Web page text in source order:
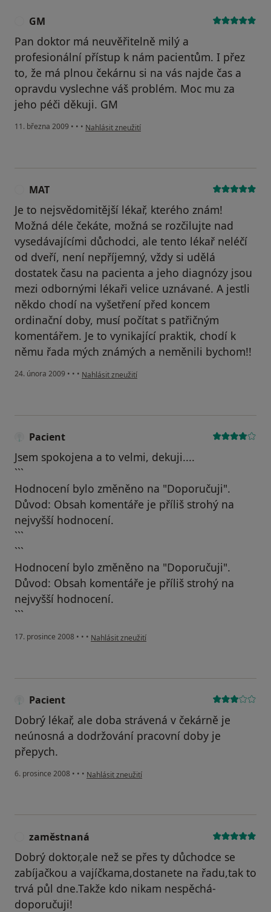
GM
Pan doktor má neuvěřitelně milý a
profesionální přístup k nám pacientům. I přez
to, že má plnou čekárnu si na vás najde čas a
opravdu vyslechne váš problém. Moc mu za
jeho péči děkuji. GM
11. března 2009 • • • podle názoru uživatele GM
Nahlásit zneužití
MAT
Je to nejsvědomitější lékař, kterého znám!
Možná déle čekáte, možná se rozčilujte nad
vysedávajícími důchodci, ale tento lékař neléčí
od dveří, není nepříjemný, vždy si udělá
dostatek času na pacienta a jeho diagnózy jsou
mezi odbornými lékaři velice uznávané. A jestli
někdo chodí na vyšetření před koncem
ordinační doby, musí počítat s patřičným
komentářem. Je to vynikající praktik, chodí k
němu řada mých známých a neměnili bychom!!
24. února 2009 • • • podle názoru uživatele MAT
Nahlásit zneužití
Pacient
Jsem spokojena a to velmi, dekuji....
```
Hodnocení bylo změněno na "Doporučuji".
Důvod: Obsah komentáře je příliš strohý na
nejvyšší hodnocení.
```
```
Hodnocení bylo změněno na "Doporučuji".
Důvod: Obsah komentáře je příliš strohý na
nejvyšší hodnocení.
```
17. prosince 2008 • • • podle názoru uživatele Pacient
Nahlásit zneužití
Pacient
Dobrý lékař, ale doba strávená v čekárně je
neúnosná a dodržování pracovní doby je
přepych.
6. prosince 2008 • • • podle názoru uživatele Pacient
Nahlásit zneužití
zaměstnaná
Dobrý doktor,ale než se přes ty důchodce se
zabíjačkou a vajíčkama,dostanete na řadu,tak to
trvá půl dne.Takže kdo nikam nespěchá-
doporučuji!